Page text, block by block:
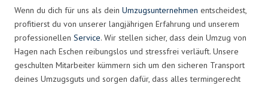
Wenn du dich für uns als dein Umzugsunternehmen entscheidest,
profitierst du von unserer langjährigen Erfahrung und unserem
professionellen Service. Wir stellen sicher, dass dein Umzug von
Hagen nach Eschen reibungslos und stressfrei verläuft. Unsere
geschulten Mitarbeiter kümmern sich um den sicheren Transport
deines Umzugsguts und sorgen dafür, dass alles termingerecht